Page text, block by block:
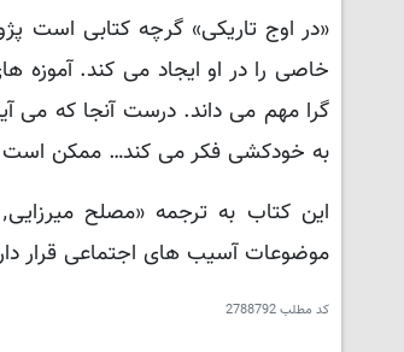
«در اوج تاریکی» گرچه کتابی است
خاصی را در او ایجاد می کند.
گرا مهم می داند. درست آنجا که می
به خودکشی فکر می کند… ممکن است
موضوعات آسیب های اجتماعی قرار
کد مطلب2788792